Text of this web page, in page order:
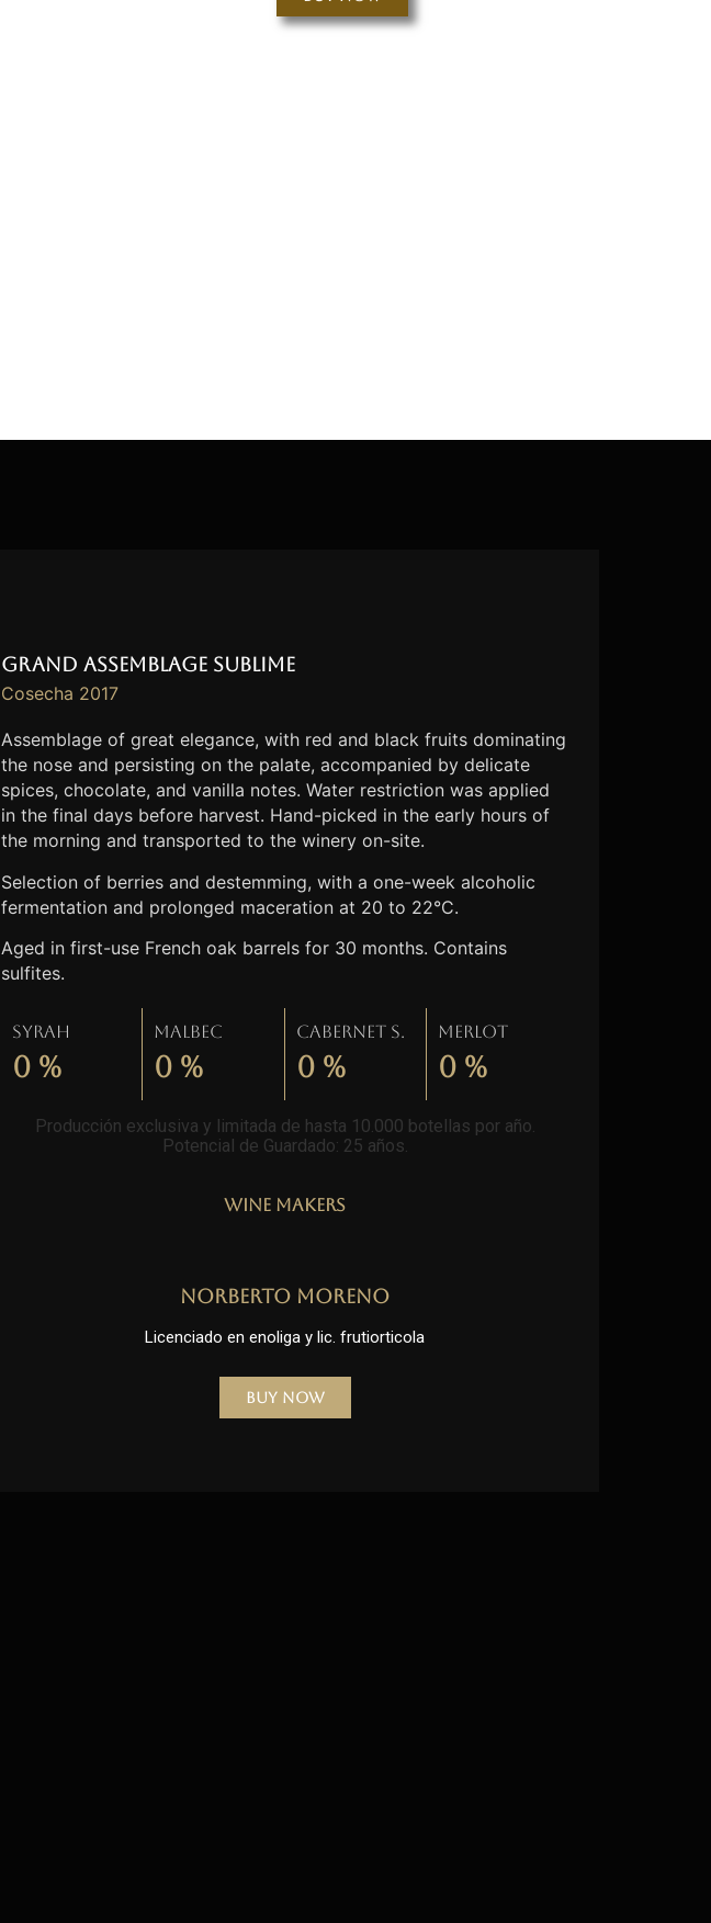
Grand Assemblage Sublime
Cosecha 2017
Assemblage of great elegance, with red and black fruits dominating
the nose and persisting on the palate, accompanied by delicate
spices, chocolate, and vanilla notes. Water restriction was applied
in the final days before harvest. Hand-picked in the early hours of
the morning and transported to the winery on-site.
Selection of berries and destemming, with a one-week alcoholic
fermentation and prolonged maceration at 20 to 22°C.
Aged in first-use French oak barrels for 30 months. Contains
sulfites.
Syrah
0 %
Malbec
0 %
Cabernet S.
0 %
Merlot
0 %
Producción exclusiva y limitada de hasta 10.000 botellas por año.
Potencial de Guardado: 25 años
Wine Makers
Norberto Moreno
Licenciado en enoliga y lic. frutiorticola
Buy Now